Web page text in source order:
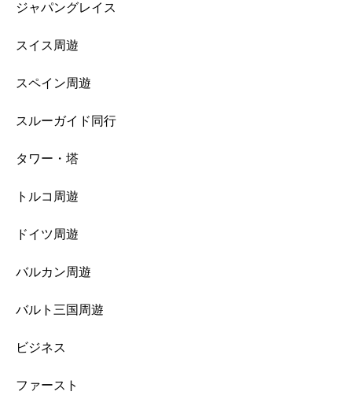
ジャパングレイス
スイス周遊
スペイン周遊
スルーガイド同行
タワー・塔
トルコ周遊
ドイツ周遊
バルカン周遊
バルト三国周遊
ビジネス
ファースト